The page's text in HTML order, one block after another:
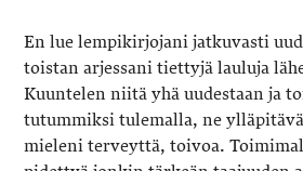
En lue lempikirjojani jatkuvasti
toistan arjessani tiettyjä lauluja
Kuuntelen niitä yhä uudestaan ja
tutummiksi tulemalla, ne
mieleni terveyttä, toivoa.